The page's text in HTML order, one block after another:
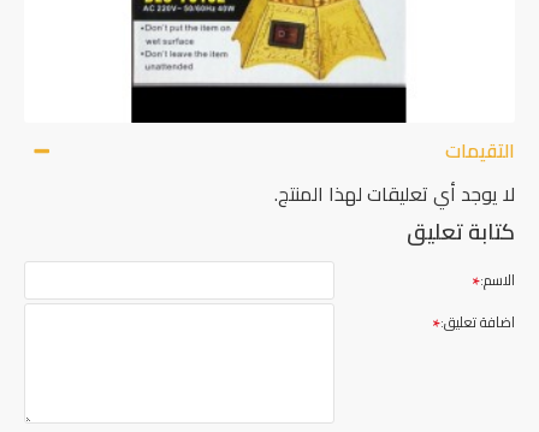
التقيمات
لا يوجد أي تعليقات لهذا المنتج.
كتابة تعليق
الاسم:
اضافة تعليق: